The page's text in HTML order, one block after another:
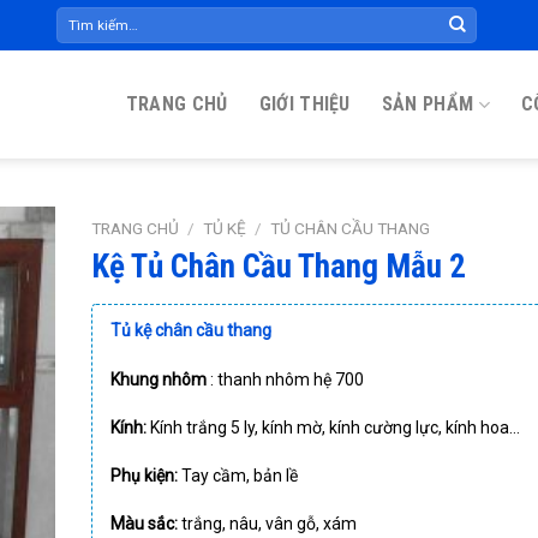
kiếm:
TRANG CHỦ GIỚI THIỆU SẢN PHẨM
TRANG CHỦ / TỦ KỆ / TỦ CHÂN CẦU THANG
Kệ Tủ Chân Cầu Thang Mẫu 2
Tủ kệ chân cầu thang
Khung nhôm: thanh nhôm hệ 700
Kính: Kính trắng 5 ly, kính mờ, kính cường lực, kính hoa…
Phụ kiện:Tay cầm, bản lề
Màu sắc:trắng, nâu, vân gỗ, xám